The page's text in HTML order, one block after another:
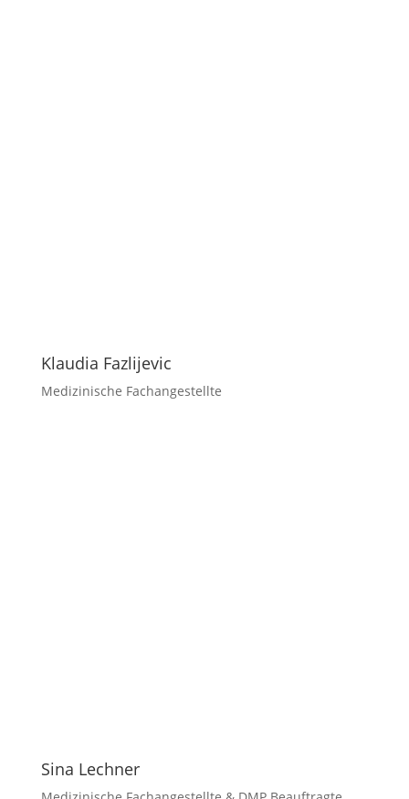
Klaudia Fazlijevic
Medizinische Fachangestellte
Sina Lechner